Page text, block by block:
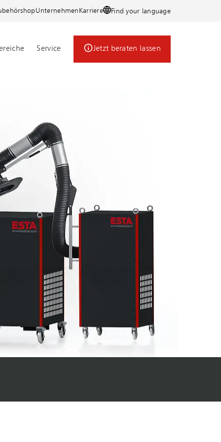
Unternehmen Karriere Find your language
Service Jetzt beraten lassen